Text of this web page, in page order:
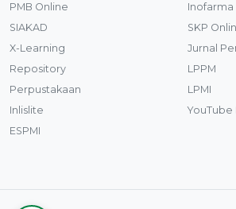
PMB Online
SIAKAD
X-Learning
Repository
Perpustakaan
Inlislite
ESPMI
Inofarma
SKP
Jurnal
LPPM
LPMI
YouTube